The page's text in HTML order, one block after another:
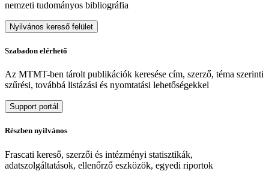
nemzeti tudományos bibliográfia
Nyilvános kereső felület
Szabadon elérhető
Az MTMT-ben tárolt publikációk keresése cím, szerző, téma szerinti
szűrési, továbbá listázási és nyomtatási lehetőségekkel
Support portál
Részben nyilvános
Frascati kereső, szerzői és intézményi statisztikák,
adatszolgáltatások, ellenőrző eszközök, egyedi riportok